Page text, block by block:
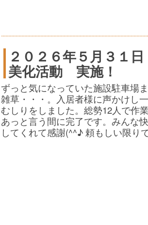
２０２６年５月３１日
美化活動 実施！
ずっと気になっていた施設駐車場
雑草・・・。入居者様に声かけし
むしりをしました。総勢12人で作
あっと言う間に完了です。みんな
してくれて感謝(^^♪ 頼もしい限り